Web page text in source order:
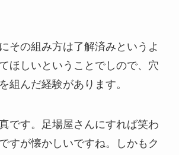
その組み方は了解済みというよ
ほしいということでしので、穴
組んだ経験があります。
です。足場屋さんにすれば笑わ
すが懐かしいですね。しかもク